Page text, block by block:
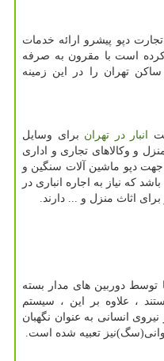
تجارت دپو پیشرو ارائه خدمات
است با مقرون به صرفه
تهران را در این زمینه
انبار در تهران برای وسایل
منزل و وکالاهای تجاری و اداری
جهت دپو ماشین آلات سنگین و
که نیاز به اجاره انباری در
برای اثاث منزل و ... دارند.
توسط دوربین های مدار بسته
، علاوه بر این ، سیستم
انسانی به عنوان نگهبان
تعبیه شده است.